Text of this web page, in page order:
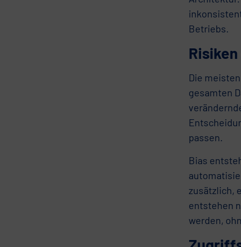
Betriebs.
Die
gesamten
passen.
Bias
zusätzlich,
entstehen
werden,